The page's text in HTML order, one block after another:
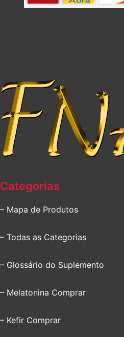
Categorias
– Mapa de Produtos
– Todas as Categorias
– Glossário do Suplemento
– Melatonina Comprar
– Kefir Comprar